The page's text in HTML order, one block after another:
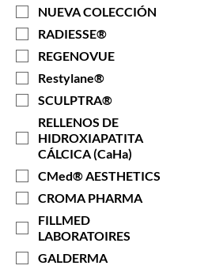
NUEVA COLECCIÓN
RADIESSE®
REGENOVUE
Restylane®
SCULPTRA®
RELLENOS DE
HIDROXIAPATITA
CÁLCICA (CaHa)
CMed® AESTHETICS
CROMA PHARMA
FILLMED
LABORATOIRES
GALDERMA